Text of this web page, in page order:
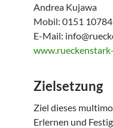
Andrea Kujawa
Mobil: 0151
E-Mail:
Zielsetzung
Ziel dieses
Erlernen und